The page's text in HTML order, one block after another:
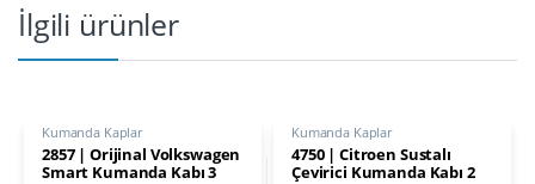
İlgili ürünler
Kumanda Kaplar
2857 | Orijinal Volkswagen
Smart Kumanda Kabı 3
Kumanda Kaplar
4750 | Citroen Sustalı
Çevirici Kumanda Kabı 2